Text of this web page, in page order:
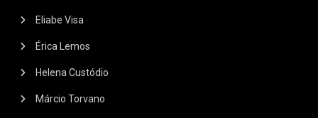
Eliabe Visa
Érica Lemos
Helena Custódio
Márcio Torvano